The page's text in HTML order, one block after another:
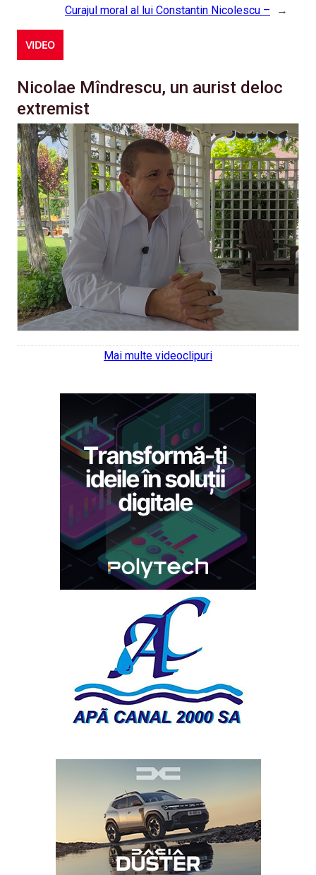
Curajul moral al lui Constantin Nicolescu –
→
VIDEO
Nicolae Mîndrescu, un aurist deloc
extremist
Mai multe videoclipuri